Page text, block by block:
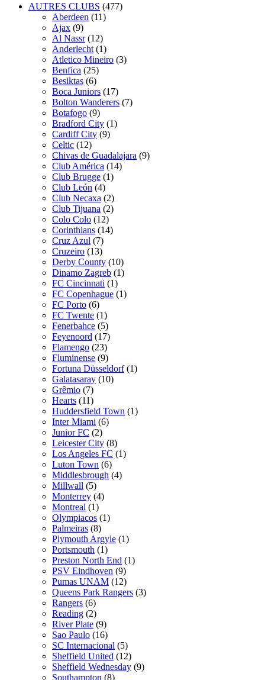
AUTRES CLUBS (477)
Aberdeen (11)
Ajax (9)
Al Nassr (12)
Anderlecht (1)
Atletico Mineiro (3)
Benfica (25)
Besiktas (6)
Boca Juniors (17)
Bolton Wanderers (7)
Botafogo (9)
Bradford City (1)
Cardiff City (9)
Celtic (12)
Chivas de Guadalajara (9)
Club América (14)
Club Brugge (1)
Club León (4)
Club Necaxa (2)
Club Tijuana (2)
Colo Colo (12)
Corinthians (14)
Cruz Azul (7)
Cruzeiro (13)
Derby County (10)
Dinamo Zagreb (1)
FC Cincinnati (1)
FC Copenhague (1)
FC Porto (6)
FC Twente (1)
Fenerbahce (5)
Feyenoord (17)
Flamengo (23)
Fluminense (9)
Fortuna Düsseldorf (1)
Galatasaray (10)
Grêmio (7)
Hearts (11)
Huddersfield Town (1)
Inter Miami (6)
Junior FC (2)
Leicester City (8)
Los Angeles FC (1)
Luton Town (6)
Middlesbrough (4)
Millwall (5)
Monterrey (4)
Montreal (1)
Olympiacos (1)
Palmeiras (8)
Plymouth Argyle (1)
Portsmouth (1)
Preston North End (1)
PSV Eindhoven (9)
Pumas UNAM (12)
Queens Park Rangers (3)
Rangers (6)
Reading (2)
River Plate (9)
Sao Paulo (16)
SC Internacional (5)
Sheffield United (12)
Sheffield Wednesday (9)
Southampton (8)